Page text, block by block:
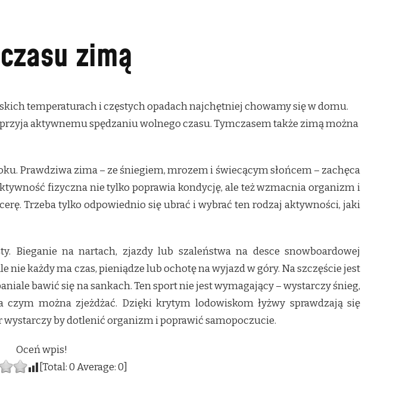
zimą
temperaturach i częstych opadach najchętniej chowamy się w domu.
aktywnemu spędzaniu wolnego czasu. Tymczasem także zimą można
Prawdziwa zima – ze śniegiem, mrozem i świecącym słońcem – zachęca
fizyczna nie tylko poprawia kondycję, ale też wzmacnia organizm i
Trzeba tylko odpowiednio się ubrać i wybrać ten rodzaj aktywności, jaki
Bieganie na nartach, zjazdy lub szaleństwa na desce snowboardowej
nie każdy ma czas, pieniądze lub ochotę na wyjazd w góry. Na szczęście jest
bawić się na sankach. Ten sport nie jest wymagający – wystarczy śnieg,
można zjeżdżać. Dzięki krytym lodowiskom łyżwy sprawdzają się
wystarczy by dotlenić organizm i poprawić samopoczucie.
Oceń wpis!
[Total:0Average:0]